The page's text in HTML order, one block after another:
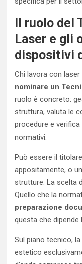
Il ruolo del
Laser e gli
dispositivi
Chi lavora con
nominare un
ruolo è concreto:
struttura, valuta le
procedure e verifica
normativi.
Può essere il
appositamente, o
strutture. La scelta
Quello che la
preparazione
questa che
Sul piano tecnico,
estetico